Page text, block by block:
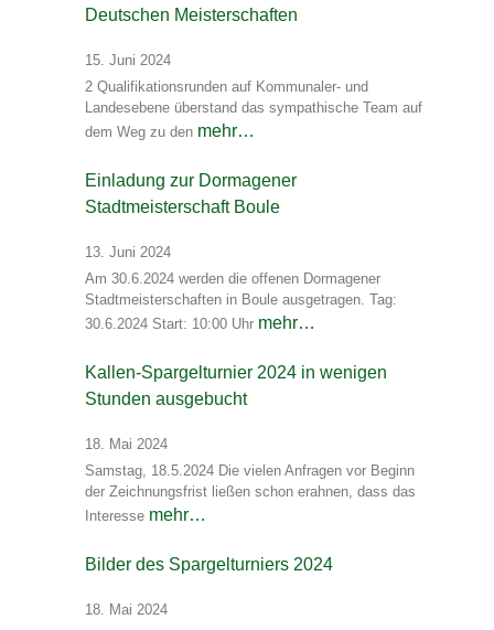
Deutschen Meisterschaften
15. Juni 2024
2 Qualifikationsrunden auf Kommunaler- und
Landesebene überstand das sympathische Team auf
dem Weg zu den mehr…
Einladung zur Dormagener
Stadtmeisterschaft Boule
13. Juni 2024
Am 30.6.2024 werden die offenen Dormagener
Stadtmeisterschaften in Boule ausgetragen. Tag:
30.6.2024 Start: 10:00 Uhr mehr…
Kallen-Spargelturnier 2024 in wenigen
Stunden ausgebucht
18. Mai 2024
Samstag, 18.5.2024 Die vielen Anfragen vor Beginn
der Zeichnungsfrist ließen schon erahnen, dass das
Interesse mehr…
Bilder des Spargelturniers 2024
18. Mai 2024